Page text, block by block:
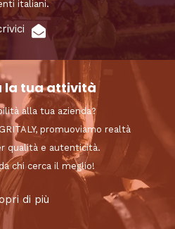
italiani.
la tua attività
alla tua azienda?
promuoviamo realtà
qualità e autenticità.
chi cerca il meglio!
di più